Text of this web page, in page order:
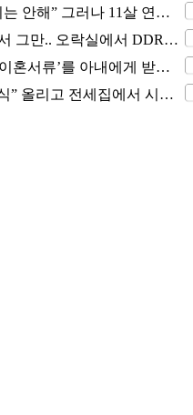
“결혼 다시는 안해” 그러나 11살 연하남과 재혼 발표
너무 예뻐서 그만.. 오락실에서 DDR하고 있는데 지나가던 이상민이 캐스팅했다는 연예인
1년 만에 ‘이혼서류’를 아내에게 받았었다는 배우
“0원 결혼식” 올리고 전세집에서 시작한 연예인